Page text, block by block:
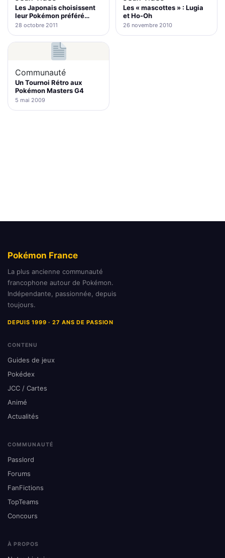
Les Japonais choisissent
leur Pokémon préféré…
28 octobre 2011
Les « mascottes » : Lugia
et Ho-Oh
26 novembre 2010
Communauté
Un Tournoi Rétro aux
Pokémon Masters G4
5 mai 2009
Pokémon France
La plus ancienne communauté
francophone autour de Pokémon.
Indépendante, passionnée, depuis
toujours.
DEPUIS 1999 · 27 ANS DE PASSION
CONTENU
Guides de jeux
Pokédex
JCC / Cartes
Animé
Actualités
COMMUNAUTÉ
Passlord
Forums
FanFictions
TopTeams
Concours
À PROPOS